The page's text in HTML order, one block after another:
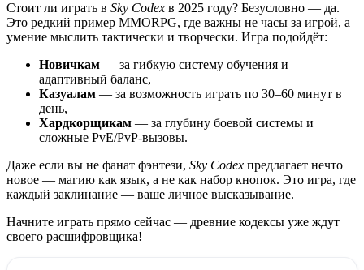
Стоит ли играть в Sky Codex в 2025 году? Безусловно — да.
Это редкий пример MMORPG, где важны не часы за игрой, а
умение мыслить тактически и творчески. Игра подойдёт:
Новичкам — за гибкую систему обучения и
адаптивный баланс,
Казуалам — за возможность играть по 30–60 минут в
день,
Хардкорщикам — за глубину боевой системы и
сложные PvE/PvP-вызовы.
Даже если вы не фанат фэнтези, Sky Codex предлагает нечто
новое — магию как язык, а не как набор кнопок. Это игра, где
каждый заклинание — ваше личное высказывание.
Начните играть прямо сейчас — древние кодексы уже ждут
своего расшифровщика!